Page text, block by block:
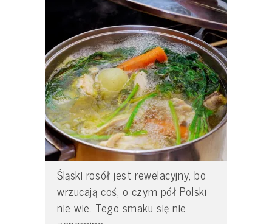
Śląski rosół jest rewelacyjny, bo
wrzucają coś, o czym pół Polski
nie wie. Tego smaku się nie